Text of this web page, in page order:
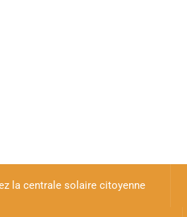
la centrale solaire citoyenne